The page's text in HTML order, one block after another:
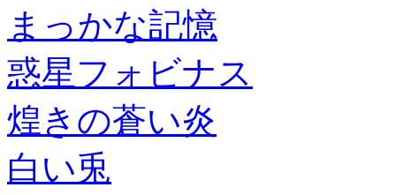
まっかな記憶
惑星フォビナス
煌きの蒼い炎
白い兎